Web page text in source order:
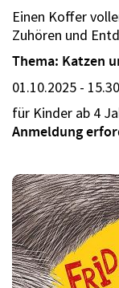
Einen Koffer
Zuhören und
Thema: Katzen
01.10.2025 -
für Kinder ab 4
Anmeldung